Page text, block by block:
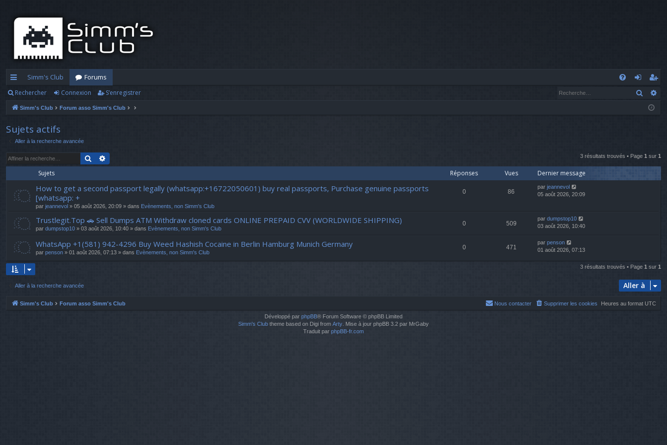
cc
ès
ra
pi
d
Simm's Club
Forums
o
io
’e
nr
re
Rechercher Connexion S’enregistrer
Simm's Club Forum asso Simm's Club
Sujets actifs
Aller à la recherche avancée
Rechercher 3 résultats trouvés • Page 1 sur 1
Sujets Réponses Vues Dernier message
How to get a second passport legally (whatsapp:+16722050601) buy real passports, Purchase genuine passports
[whatsapp: +
par jeannevol » 05 août 2026, 20:09 » dans Evènements, non Simm's Club
0 86
par jeannevol
05 août 2026, 20:09
Trustlegit.Top 🚗 Sell Dumps ATM Withdraw cloned cards ONLINE PREPAID CVV (WORLDWIDE SHIPPING)
par dumpstop10 » 03 août 2026, 10:40 » dans Evènements, non Simm's Club
0 509
par dumpstop10
03 août 2026, 10:40
WhatsApp +1(581) 942-4296 Buy Weed Hashish Cocaine in Berlin Hamburg Munich Germany
par penson » 01 août 2026, 07:13 » dans Evènements, non Simm's Club
0 471
par penson
01 août 2026, 07:13
3 résultats trouvés • Page 1 sur 1
Aller à la recherche avancée Aller à
Simm's Club Forum asso Simm's Club Heures au format UTC
Supprimer les cookies
Nous contacter
Développé par phpBB® Forum Software © phpBB Limited
Simm's Club theme based on Digi from Arty. Mise à jour phpBB 3.2 par MrGaby
Traduit par phpBB-fr.com